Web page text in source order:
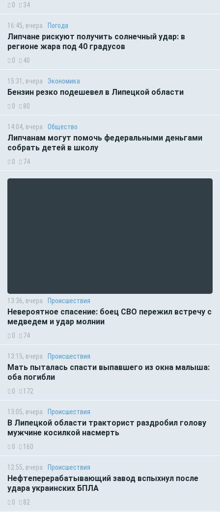
0 34
16:45, вчера Погода
Липчане рискуют получить солнечный удар: в
регионе жара под 40 градусов
0 40
15:31, вчера Экономика
Бензин резко подешевел в Липецкой области
0 80
14:04, вчера Общество
Липчанам могут помочь федеральными деньгами
собрать детей в школу
0 74
13:36, вчера Происшествия
Невероятное спасение: боец СВО пережил встречу с
медведем и удар молнии
0 74
13:15, вчера Происшествия
Мать пыталась спасти выпавшего из окна малыша:
оба погибли
0 172
13:05, вчера Происшествия
В Липецкой области тракторист раздробил голову
мужчине косилкой насмерть
0 160
12:55, вчера Происшествия
Нефтеперерабатывающий завод вспыхнул после
удара украинских БПЛА
0 82